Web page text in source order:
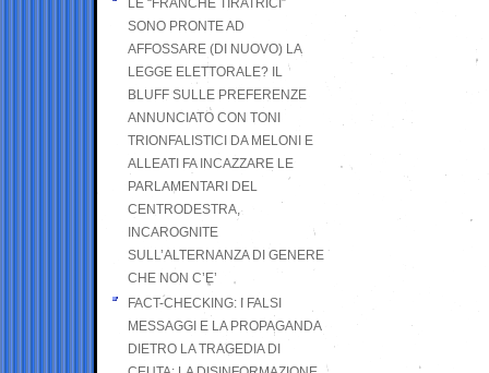
LE “FRANCHE TIRATRICI”
SONO PRONTE AD
AFFOSSARE (DI NUOVO) LA
LEGGE ELETTORALE? IL
BLUFF SULLE PREFERENZE
ANNUNCIATO CON TONI
TRIONFALISTICI DA MELONI E
ALLEATI FA INCAZZARE LE
PARLAMENTARI DEL
CENTRODESTRA,
INCAROGNITE
SULL’ALTERNANZA DI GENERE
CHE NON C’E’
FACT-CHECKING: I FALSI
MESSAGGI E LA PROPAGANDA
DIETRO LA TRAGEDIA DI